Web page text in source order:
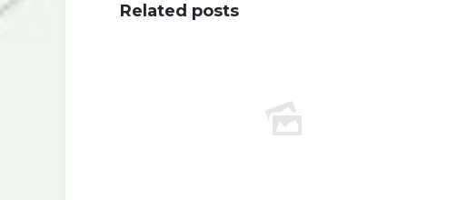
Related posts